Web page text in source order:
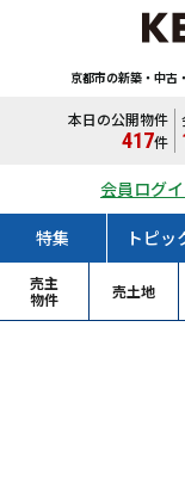
京都市の新築・中古
本日の公開物件
417件
会員ログ
特集 トピッ
売主
物件
売土地